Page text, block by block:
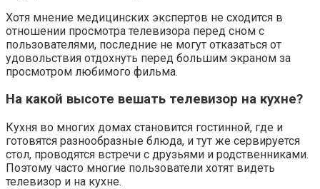
Хотя мнение медицинских экспертов не сходится в
отношении просмотра телевизора перед сном с
пользователями, последние не могут отказаться от
удовольствия отдохнуть перед большим экраном за
просмотром любимого фильма.
На какой высоте вешать телевизор на кухне?
Кухня во многих домах становится гостинной, где и
готовятся разнообразные блюда, и тут же сервируется
стол, проводятся встречи с друзьями и родственниками.
Поэтому часто многие пользователи хотят видеть
телевизор и на кухне.